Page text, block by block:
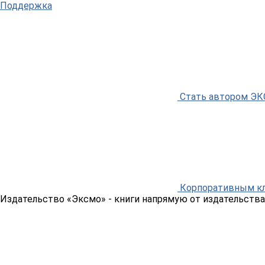
Поддержка
Стать автором
Корпоративным
Издательство «Эксмо» - книги напрямую от издательства